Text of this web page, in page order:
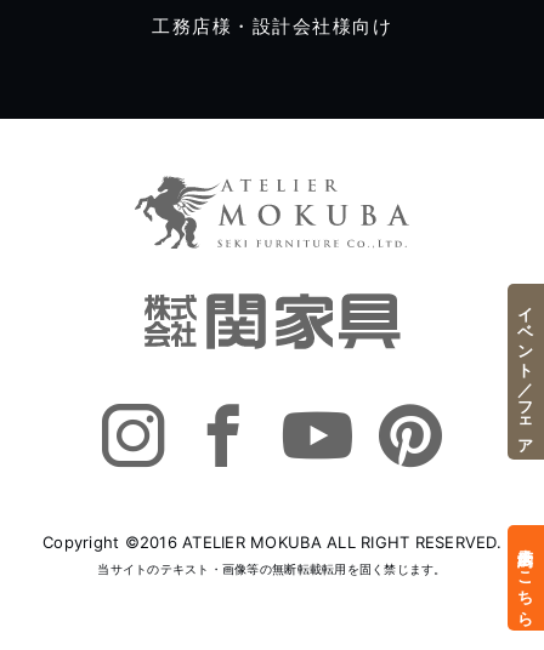
工務店様・設計会社様向け
Copyright ©2016 ATELIER MOKUBA ALL RIGHT RESERVED.
当サイトのテキスト・画像等の無断転載転用を固く禁じます。 来店予約はこちら
イベント／フェア